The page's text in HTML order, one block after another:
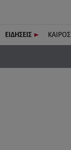
ΕΙΔΗΣΕΙΣ ΚΑΙΡΟΣ